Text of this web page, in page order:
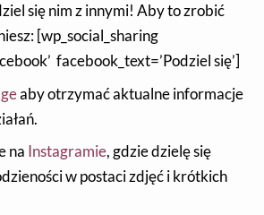
się nim z innymi! Aby to zrobić
[wp_social_sharing
facebook_text=’Podziel się’]
aby otrzymać aktualne informacje
na Instagramie, gdzie dzielę się
w postaci zdjęć i krótkich